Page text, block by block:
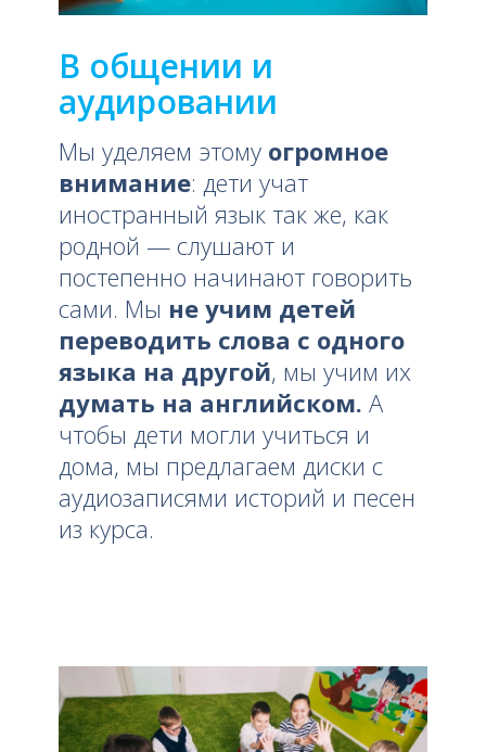
В общении и
аудировании
Мы уделяем этому огромное
внимание: дети учат
иностранный язык так же, как
родной — слушают и
постепенно начинают говорить
сами. Мы не учим детей
переводить слова с одного
языка на другой, мы учим их
думать на английском. А
чтобы дети могли учиться и
дома, мы предлагаем диски с
аудиозаписями историй и песен
из курса.